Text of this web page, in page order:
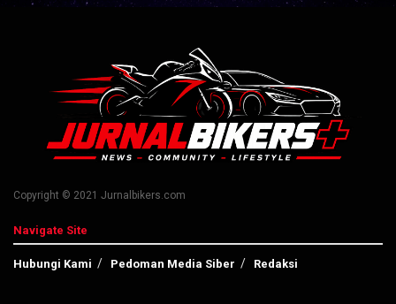
Copyright © 2021 Jurnalbikers.com
Navigate Site
Hubungi Kami Pedoman Media Siber Redaksi